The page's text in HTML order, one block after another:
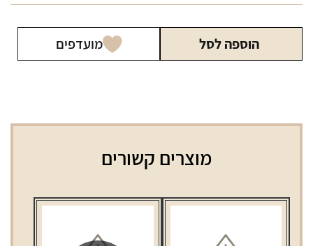
הוספה לסל מועדפים
מוצרים קשורים